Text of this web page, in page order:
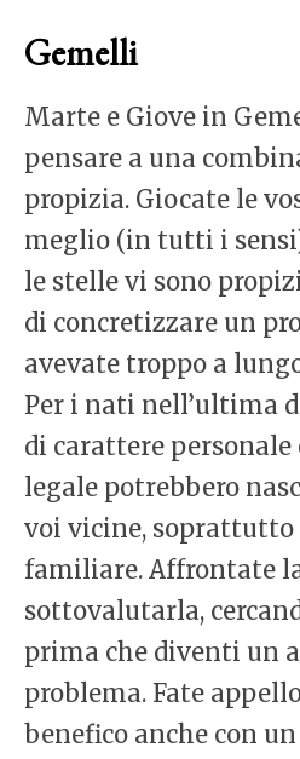
Gemelli
Marte e Giove in
pensare a una
propizia. Giocate le
meglio (in tutti i
le stelle vi sono
di concretizzare un
avevate troppo a
Per i nati nell’ultima
di carattere personale
legale potrebbero
voi vicine,
familiare. Affrontate
sottovalutarla,
prima che diventi un
problema. Fate
benefico anche con